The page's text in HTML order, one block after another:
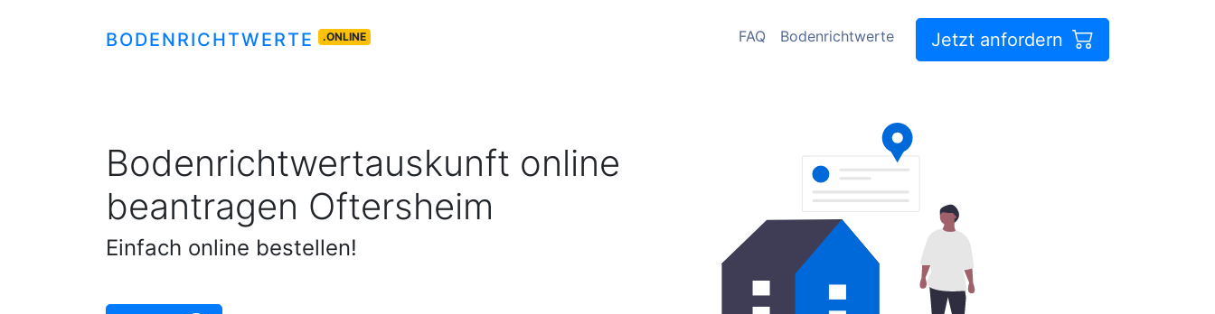
BODENRICHTWERTE .ONLINE FAQ Bodenrichtwerte Jetzt anfordern
Bodenrichtwertauskunft online
beantragen Oftersheim
Einfach online bestellen!